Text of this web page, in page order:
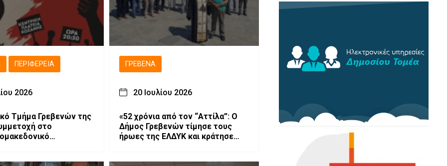
ΠΕΡΙΦΈΡΕΙΑ
2026
Τμήμα Γρεβενών της
στο
ΓΡΕΒΕΝΆ
20 Ιουλίου 2026
«52 χρόνια από τον “Αττίλα”: Ο
Δήμος Γρεβενών τίμησε τους
ήρωες της ΕΛΔΥΚ και κράτησε